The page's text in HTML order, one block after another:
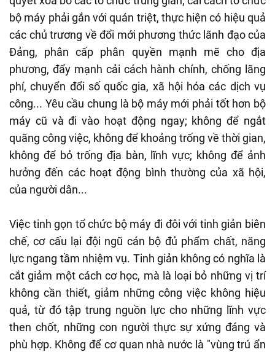
bộ máy phải gắn với quán triệt, thực hiện có hiệu quả
các chủ trương về đổi mới phương thức lãnh đạo của
Đảng, phân cấp phân quyền mạnh mẽ cho địa
phương, đẩy mạnh cải cách hành chính, chống lãng
phí, chuyển đổi số quốc gia, xã hội hóa các dịch vụ
công... Yêu cầu chung là bộ máy mới phải tốt hơn bộ
máy cũ và đi vào hoạt động ngay; không để ngắt
quãng công việc, không để khoảng trống về thời gian,
không để bỏ trống địa bàn, lĩnh vực; không để ảnh
hưởng đến các hoạt động bình thường của xã hội,
của người dân...
Việc tinh gọn tổ chức bộ máy đi đôi với tinh giản biên
chế, cơ cấu lại đội ngũ cán bộ đủ phẩm chất, năng
lực ngang tầm nhiệm vụ. Tinh giản không có nghĩa là
cắt giảm một cách cơ học, mà là loại bỏ những vị trí
không cần thiết, giảm những công việc không hiệu
quả, từ đó tập trung nguồn lực cho những lĩnh vực
then chốt, những con người thực sự xứng đáng và
phù hợp. Không để cơ quan nhà nước là "vùng trú ẩn